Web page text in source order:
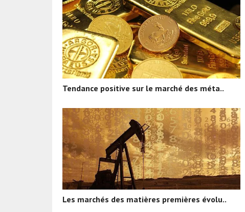
Tendance positive sur le marché des méta..
Les marchés des matières premières évolu..